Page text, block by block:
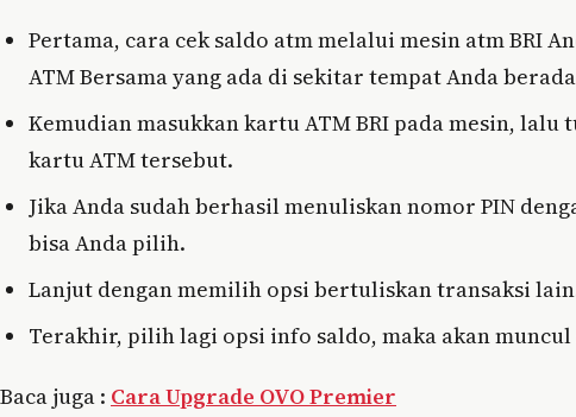
Pertama, cara cek saldo atm melalui mesin atm BRI
ATM Bersama yang ada di sekitar tempat Anda
Kemudian masukkan kartu ATM BRI pada mesin,
kartu ATM tersebut.
Jika Anda sudah berhasil menuliskan nomor PIN
bisa Anda pilih.
Lanjut dengan memilih opsi bertuliskan transaksi
Terakhir, pilih lagi opsi info saldo, maka akan
Baca juga : Cara Upgrade OVO Premier